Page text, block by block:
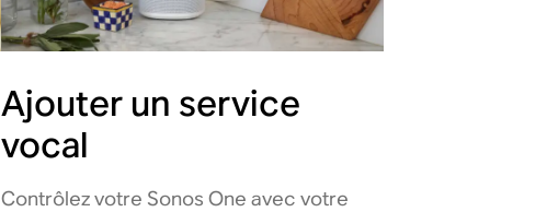
Ajouter un service
vocal
Contrôlez votre Sonos One avec votre